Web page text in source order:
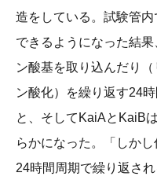
造をしている。試験管
できるようになった結
ン酸基を取り込んだり
ン酸化）を繰り返す24
と、そしてKaiAとKaiB
らかになった。「しか
24時間周期で繰り返さ